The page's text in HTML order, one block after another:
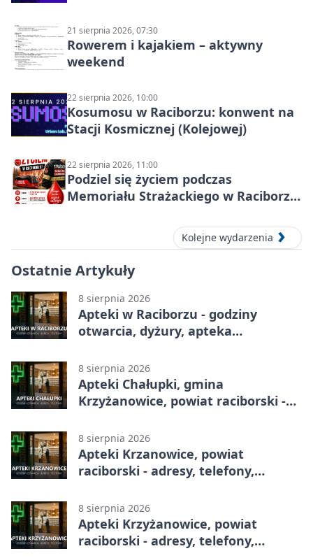
21 sierpnia 2026, 07:30
Rowerem i kajakiem – aktywny
weekend
22 sierpnia 2026, 10:00
Kosumosu w Raciborzu: konwent na
Stacji Kosmicznej (Kolejowej)
22 sierpnia 2026, 11:00
Podziel się życiem podczas
Memoriału Strażackiego w Raciborzu
Kolejne wydarzenia
Ostatnie Artykuły
8 sierpnia 2026
Apteki w Raciborzu - godziny
otwarcia, dyżury, apteka
8 sierpnia 2026
Apteki Chałupki, gmina
Krzyżanowice, powiat raciborski -
8 sierpnia 2026
Apteki Krzanowice, powiat
raciborski - adresy, telefony,
8 sierpnia 2026
Apteki Krzyżanowice, powiat
raciborski - adresy, telefony,